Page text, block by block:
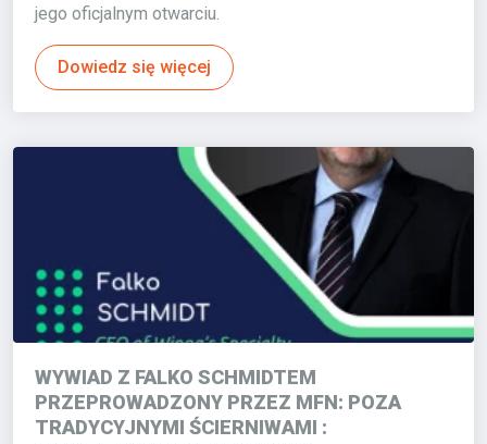
jego oficjalnym otwarciu.
Dowiedz się więcej
WYWIAD Z FALKO SCHMIDTEM
PRZEPROWADZONY PRZEZ MFN: POZA
TRADYCYJNYMI ŚCIERNIWAMI :